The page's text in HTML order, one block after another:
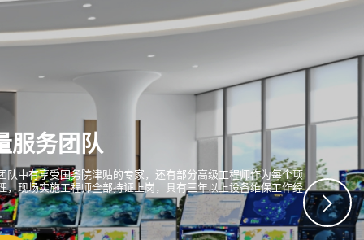
下一页